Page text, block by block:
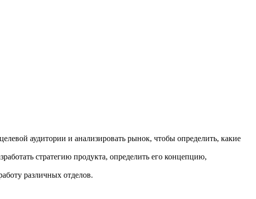
аудитории и анализировать рынок, чтобы определить, какие
стратегию продукта, определить его концепцию,
различных отделов.